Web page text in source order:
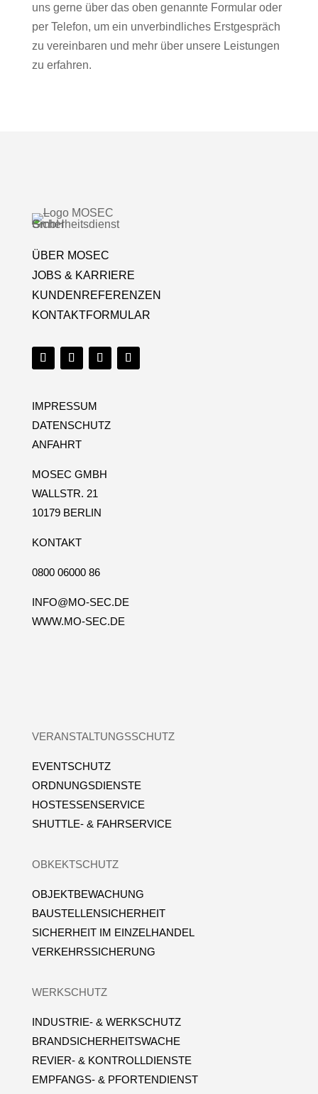
uns gerne über das oben genannte Formular oder
per Telefon, um ein unverbindliches Erstgespräch
zu vereinbaren und mehr über unsere Leistungen
zu erfahren.
ÜBER MOSEC
JOBS & KARRIERE
KUNDENREFERENZEN
KONTAKTFORMULAR
IMPRESSUM
DATENSCHUTZ
ANFAHRT
MOSEC GMBH
WALLSTR. 21
10179 BERLIN
KONTAKT
0800 06000 86
INFO@MO-SEC.DE
WWW.MO-SEC.DE
VERANSTALTUNGSSCHUTZ
EVENTSCHUTZ
ORDNUNGSDIENSTE
HOSTESSENSERVICE
SHUTTLE- & FAHRSERVICE
OBKEKTSCHUTZ
OBJEKTBEWACHUNG
BAUSTELLENSICHERHEIT
SICHERHEIT IM EINZELHANDEL
VERKEHRSSICHERUNG
WERKSCHUTZ
INDUSTRIE- & WERKSCHUTZ
BRANDSICHERHEITSWACHE
REVIER- & KONTROLLDIENSTE
EMPFANGS- & PFORTENDIENST